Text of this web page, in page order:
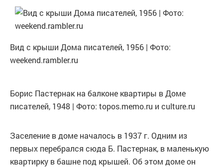
Вид с крыши Дома писателей, 1956 | Фото:
weekend.rambler.ru
Борис Пастернак на балконе квартиры в Доме
писателей, 1948 | Фото: topos.memo.ru и culture.ru
Заселение в доме началось в 1937 г. Одним из
первых перебрался сюда Б. Пастернак, в маленькую
квартирку в башне под крышей. Об этом доме он